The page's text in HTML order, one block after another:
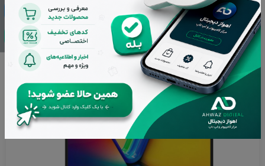
به آن‌ها ارائه دهد. نسبت تصویر ۱۶:۱۰، تصاویر را با زاویه استانداردی
به شما نمایش می‌دهد و حداکثر روشنایی ۲۵۰ نیت هم برای استفاده
در محیط‌های داخلی و اتاق‌های بسته مناسب است.